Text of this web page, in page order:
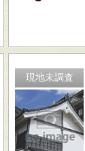
現地未調査